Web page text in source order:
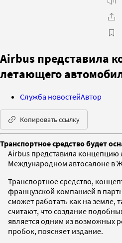
Airbus представила
летающего
Служба новостейАвтор
Копировать ссылку
Транспортное средство будет
Airbus представила
Международном автосалоне в
Транспортное средство,
французской компанией в
сможет работать как на земле,
считают, что создание
является одним из возможных
пробок, поясняет издание.